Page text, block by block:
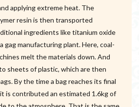
applying extreme heat. The
resin is then transported
ingredients like titanium oxide
gag manufacturing plant. Here, coal-
melt the materials down. And
sheets of plastic, which are then
By the time a bag reaches its final
is contributed an estimated 1.6kg of